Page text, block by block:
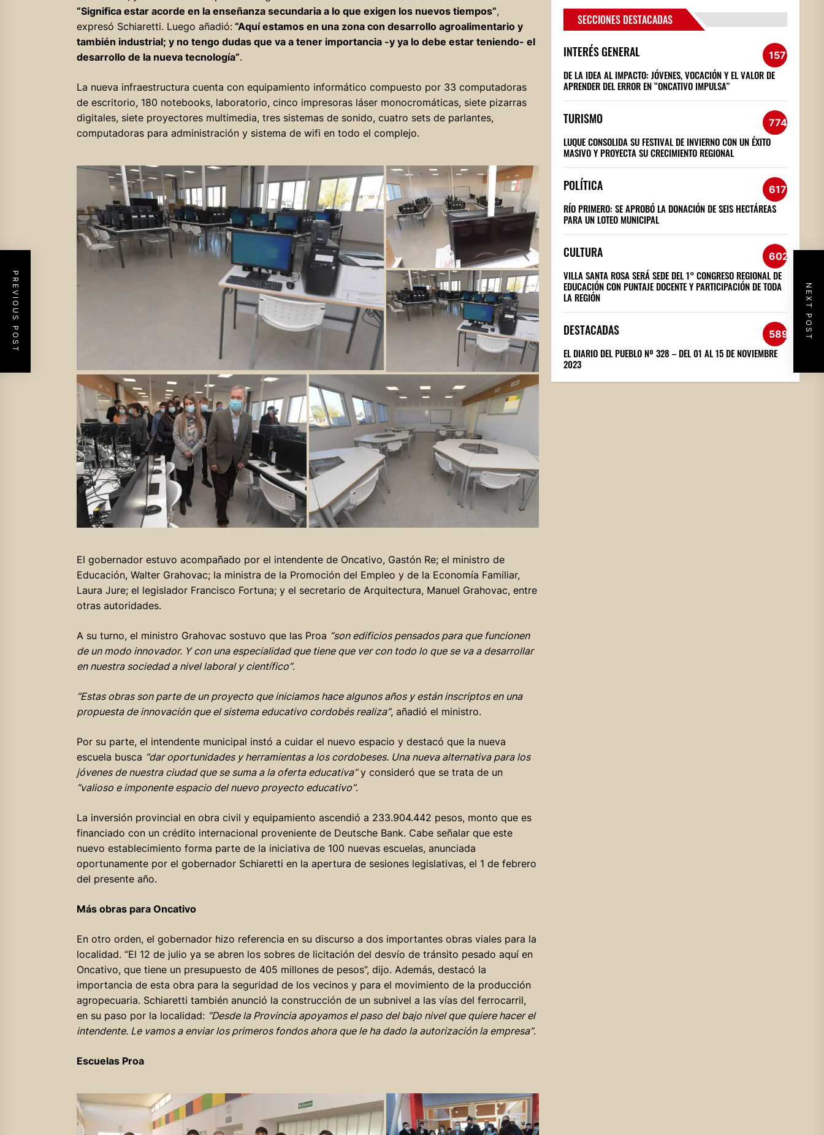
“Significa estar acorde en la enseñanza secundaria a lo que exigen los nuevos tiempos”,
expresó Schiaretti. Luego añadió:“Aquí estamos en una zona con desarrollo agroalimentario y
también industrial; y no tengo dudas que va a tener importancia -y ya lo debe estar teniendo- el
desarrollo de la nueva tecnología”.
La nueva infraestructura cuenta con equipamiento informático compuesto por 33 computadoras
de escritorio, 180 notebooks, laboratorio, cinco impresoras láser monocromáticas, siete pizarras
digitales, siete proyectores multimedia, tres sistemas de sonido, cuatro sets de parlantes,
computadoras para administración y sistema de wifi en todo el complejo.
El gobernador estuvo acompañado por el intendente de Oncativo, Gastón Re; el ministro de
Educación, Walter Grahovac; la ministra de la Promoción del Empleo y de la Economía Familiar,
Laura Jure; el legislador Francisco Fortuna; y el secretario de Arquitectura, Manuel Grahovac, entre
otras autoridades.
A su turno, el ministro Grahovac sostuvo que las Proa “son edificios pensados para que funcionen
de un modo innovador. Y con una especialidad que tiene que ver con todo lo que se va a desarrollar
en nuestra sociedad a nivel laboral y científico”.
“Estas obras son parte de un proyecto que iniciamos hace algunos años y están inscriptos en una
propuesta de innovación que el sistema educativo cordobés realiza”, añadió el ministro.
Por su parte, el intendente municipal instó a cuidar el nuevo espacio y destacó que la nueva
escuela busca “dar oportunidades y herramientas a los cordobeses. Una nueva alternativa para los
jóvenes de nuestra ciudad que se suma a la oferta educativa”y consideró que se trata de un
“valioso e imponente espacio del nuevo proyecto educativo”.
La inversión provincial en obra civil y equipamiento ascendió a 233.904.442 pesos, monto que es
financiado con un crédito internacional proveniente de Deutsche Bank. Cabe señalar que este
nuevo establecimiento forma parte de la iniciativa de 100 nuevas escuelas, anunciada
oportunamente por el gobernador Schiaretti en la apertura de sesiones legislativas, el 1 de febrero
del presente año.
Más obras para Oncativo
En otro orden, el gobernador hizo referencia en su discurso a dos importantes obras viales para la
localidad. “El 12 de julio ya se abren los sobres de licitación del desvío de tránsito pesado aquí en
Oncativo, que tiene un presupuesto de 405 millones de pesos”, dijo. Además, destacó la
importancia de esta obra para la seguridad de los vecinos y para el movimiento de la producción
agropecuaria. Schiaretti también anunció la construcción de un subnivel a las vías del ferrocarril,
en su paso por la localidad: “Desde la Provincia apoyamos el paso del bajo nivel que quiere hacer el
intendente. Le vamos a enviar los primeros fondos ahora que le ha dado la autorización la empresa”.
Escuelas Proa
PREVIOUS POST NEXT POST
SECCIONES DESTACADAS
INTERÉS GENERAL 1572
DE LA IDEA AL IMPACTO: JÓVENES, VOCACIÓN Y EL VALOR DE
APRENDER DEL ERROR EN “ONCATIVO IMPULSA”
TURISMO 774
LUQUE CONSOLIDA SU FESTIVAL DE INVIERNO CON UN ÉXITO
MASIVO Y PROYECTA SU CRECIMIENTO REGIONAL
POLÍTICA 617
RÍO PRIMERO: SE APROBÓ LA DONACIÓN DE SEIS HECTÁREAS
PARA UN LOTEO MUNICIPAL
CULTURA 602
VILLA SANTA ROSA SERÁ SEDE DEL 1° CONGRESO REGIONAL DE
EDUCACIÓN CON PUNTAJE DOCENTE Y PARTICIPACIÓN DE TODA
LA REGIÓN
DESTACADAS 589
EL DIARIO DEL PUEBLO Nº 328 – DEL 01 AL 15 DE NOVIEMBRE
2023